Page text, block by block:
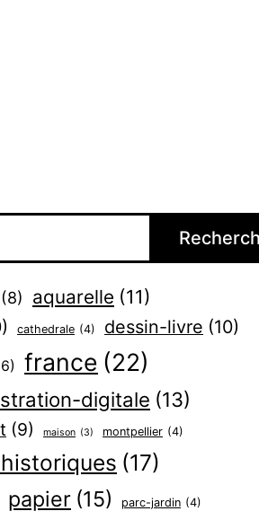
(8) aquarelle (11)
cathedrale (4) dessin-livre (10)
france (22)
digitale (13)
(9) maison (3) montpellier (4)
(17)
papier (15) parc-jardin (4)